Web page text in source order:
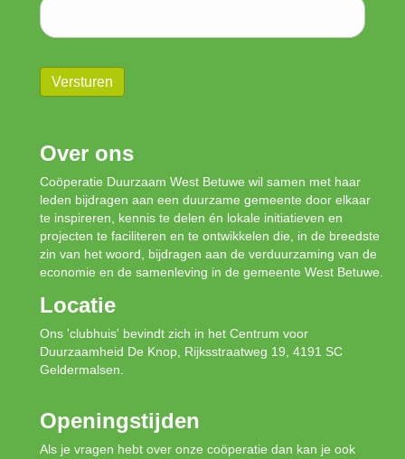
Versturen
Over ons
Coöperatie Duurzaam West Betuwe wil samen met haar
leden bijdragen aan een duurzame gemeente door elkaar
te inspireren, kennis te delen én lokale initiatieven en
projecten te faciliteren en te ontwikkelen die, in de breedste
zin van het woord, bijdragen aan de verduurzaming van de
economie en de samenleving in de gemeente West Betuwe.
Locatie
Ons 'clubhuis' bevindt zich in het Centrum voor
Duurzaamheid De Knop, Rijksstraatweg 19, 4191 SC
Geldermalsen.
Openingstijden
Als je vragen hebt over onze coöperatie dan kan je ook